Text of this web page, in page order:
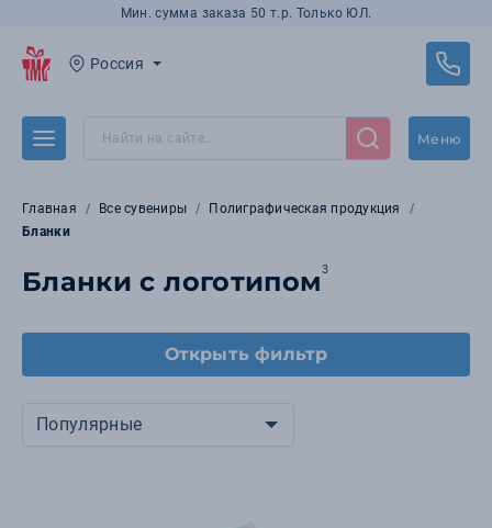
Мин. сумма заказа 50 т.р. Только ЮЛ.
Россия
Меню
Главная Все сувениры
Полиграфическая продукция
Бланки
Бланки с логотипом3
Открыть фильтр
Популярные